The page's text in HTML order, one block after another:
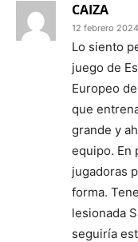
CAIZA
12 febrero
Lo siento
juego de
Europeo
que
grande y
equipo. En
jugadoras
forma.
lesionada
seguiría